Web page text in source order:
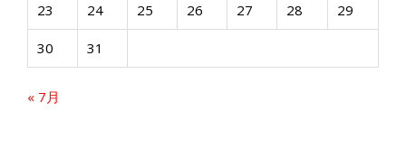
23 24 25 26 27 28 29
30 31
« 7月